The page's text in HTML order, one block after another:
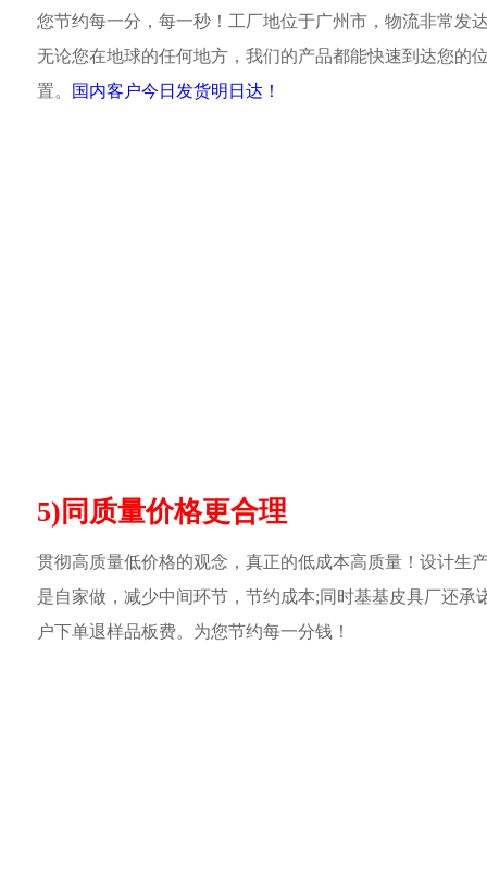
您节约每一分，每一秒！工厂地位于广州市，物流非常发
无论您在地球的任何地方，我们的产品都能快速到达您的
置。
国内客户今日发货明日达！
5)同质量价格更合理
贯彻高质量低价格的观念，真正的低成本高质量！设计生
是自家做，减少中间环节，节约成本;同时基基皮具厂还承
户下单退样品板费。为您节约每一分钱！